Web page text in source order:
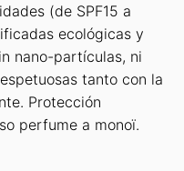
(de SPF15 a
ecológicas y
nano-partículas, ni
tanto con la
Protección
perfume a monoï.